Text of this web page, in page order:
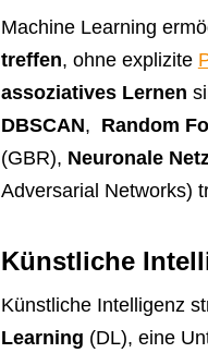
Machine Learning
treffen, ohne explizite
assoziatives Lernen
DBSCAN, Random
(GBR), Neuronale
Adversarial Networks)
Künstliche
Künstliche Intelligenz
Learning (DL), eine